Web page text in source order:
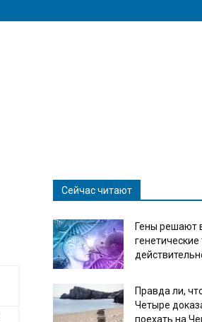
Сейчас читают
Гены решают
генетические
Правда ли,
Четыре
поехать на